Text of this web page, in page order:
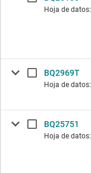
Hoja de datos:
BQ2969T
Hoja de datos:
BQ25751
Hoja de datos: